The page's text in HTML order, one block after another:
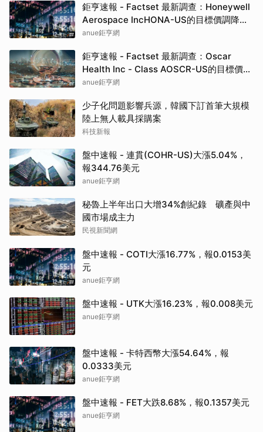
鉅亨速報 - Factset 最新調查：Honeywell
Aerospace IncHONA-US的目標價調降至
235元，幅度約6%
anue鉅亨網
鉅亨速報 - Factset 最新調查：Oscar
Health Inc - Class AOSCR-US的目標價調
升至25元，幅度約13.64%
anue鉅亨網
少子化問題影響兵源，韓國下訂首筆大規模
陸上無人載具採購案
科技新報
盤中速報 - 連貫(COHR-US)大漲5.04%，
報344.76美元
anue鉅亨網
秘魯上半年出口大增34%創紀錄 礦產與中
國市場成主力
民視新聞網
盤中速報 - COTI大漲16.77%，報0.0153美
元
anue鉅亨網
盤中速報 - UTK大漲16.23%，報0.008美元
anue鉅亨網
盤中速報 - 卡特西幣大漲54.64%，報
0.0333美元
anue鉅亨網
盤中速報 - FET大跌8.68%，報0.1357美元
anue鉅亨網